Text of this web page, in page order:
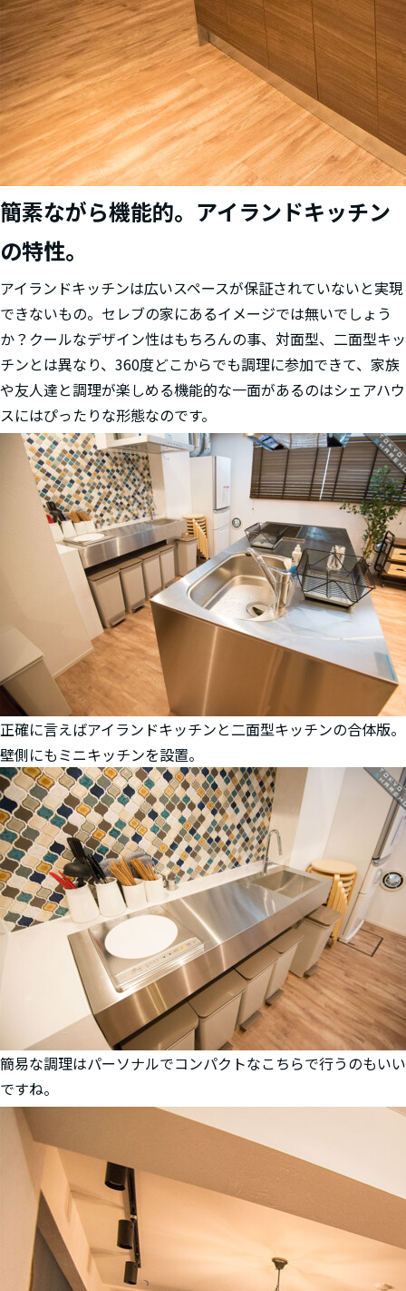
簡素ながら機能的。アイランドキッチン
の特性。
アイランドキッチンは広いスペースが保証されていないと実現
できないもの。セレブの家にあるイメージでは無いでしょう
か？クールなデザイン性はもちろんの事、対面型、二面型キッ
チンとは異なり、360度どこからでも調理に参加できて、家族
や友人達と調理が楽しめる機能的な一面があるのはシェアハウ
スにはぴったりな形態なのです。
正確に言えばアイランドキッチンと二面型キッチンの合体版。
壁側にもミニキッチンを設置。
簡易な調理はパーソナルでコンパクトなこちらで行うのもいい
ですね。